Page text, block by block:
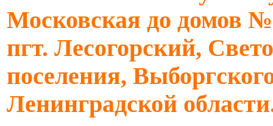
Московская до домов
пгт. Лесогорский,
поселения,
Ленинградской